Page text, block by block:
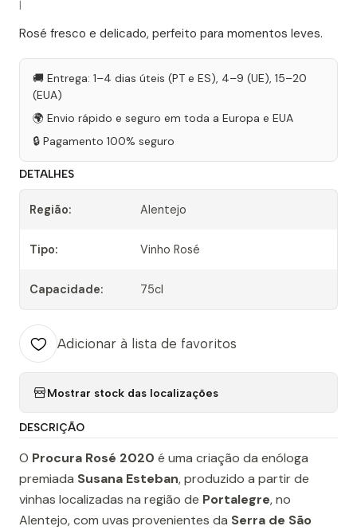
Rosé fresco e delicado, perfeito para momentos leves.
🚚 Entrega: 1–4 dias úteis (PT e ES), 4–9 (UE), 15–20
(EUA)
🌍 Envio rápido e seguro em toda a Europa e EUA
🔒 Pagamento 100% seguro
DETALHES
Região: Alentejo
Tipo: Vinho Rosé
Capacidade: 75cl
Adicionar à lista de favoritos
Mostrar stock das localizações
DESCRIÇÃO
O Procura Rosé 2020 é uma criação da enóloga
premiada Susana Esteban, produzido a partir de
vinhas localizadas na região de Portalegre, no
Alentejo, com uvas provenientes da Serra de São